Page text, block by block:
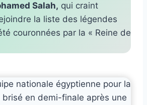
Salah, qui craint
la liste des légendes
couronnées par la « Reine de
nationale égyptienne pour la
brisé en demi-finale après une